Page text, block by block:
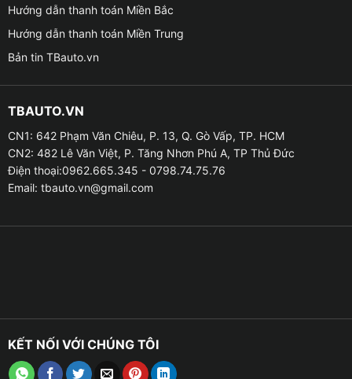
Hướng dẫn thanh toán Miền Bắc
Hướng dẫn thanh toán Miền Trung
Bản tin TBauto.vn
TBAUTO.VN
CN1: 642 Phạm Văn Chiêu, P. 13, Q. Gò Vấp, TP. HCM
CN2: 482 Lê Văn Việt, P. Tăng Nhơn Phú A, TP Thủ Đức
Điện thoại:0962.665.345 - 0798.74.75.76
Email: tbauto.vn@gmail.com
KẾT NỐI VỚI CHÚNG TÔI